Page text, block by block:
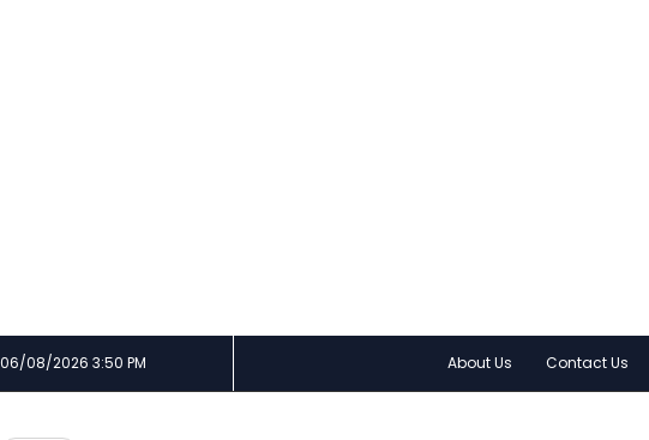
06/08/2026 3:50 PM About Us Contact Us